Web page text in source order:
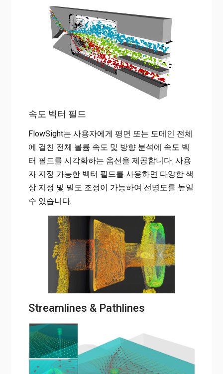
속도 벡터 필드
FlowSight는 사용자에게 평면 또는 도메인 전체
에 걸친 전체 볼륨 속도 및 방향 분석에 속도 벡
터 필드를 시각화하는 옵션을 제공합니다. 사용
자 지정 가능한 벡터 필드를 사용하면 다양한 색
상 지정 및 밀도 조정이 가능하여 선명도를 높일
수 있습니다.
Streamlines & Pathlines